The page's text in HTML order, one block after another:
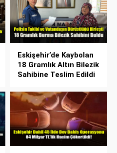
Eskişehir’de Kaybolan
18 Gramlık Altın Bilezik
Sahibine Teslim Edildi